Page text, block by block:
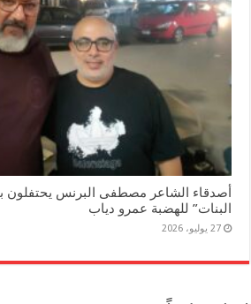
أصدقاء الشاعر مصطفى البرنس يحتفلون
البنات” للهضبة عمرو دياب
27 يوليو، 2026